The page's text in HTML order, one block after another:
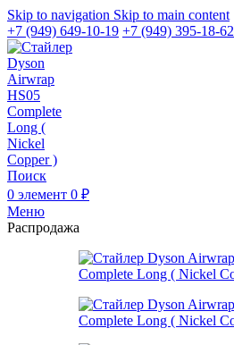
Skip to navigation Skip to main content
+7 (949) 649-10-19 +7 (949) 395-18-62
Поиск
0 элемент 0 ₽
Меню
Распродажа